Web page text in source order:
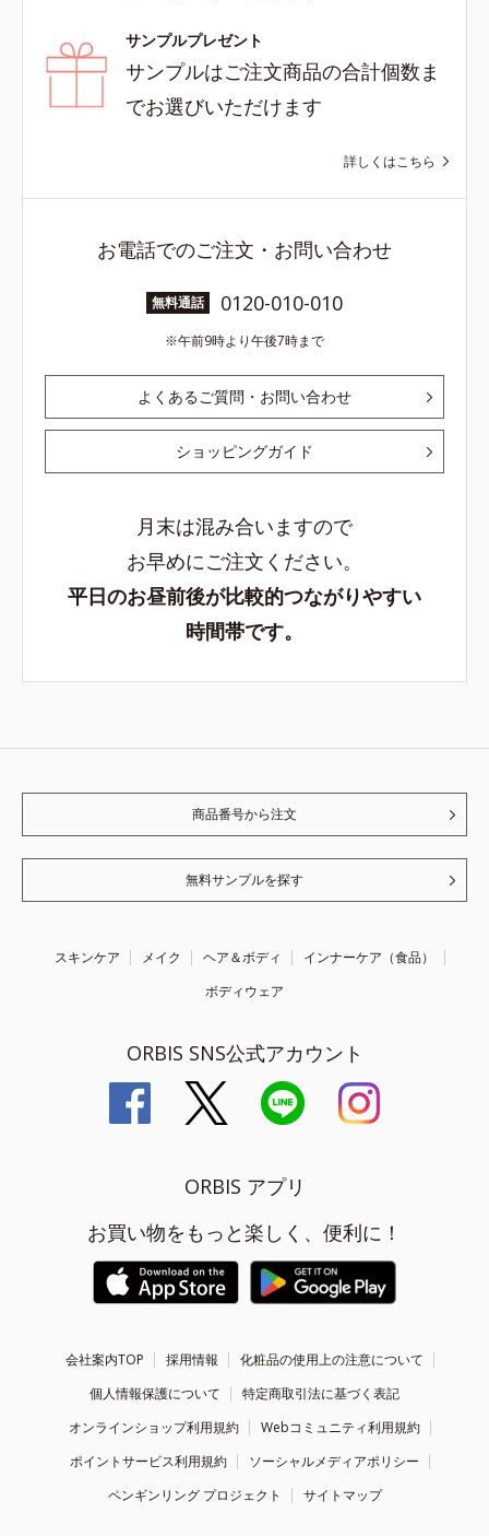
サンプルプレゼント
サンプルはご注文商品の合計個数ま
でお選びいただけます
詳しくはこちら
お電話でのご注文・お問い合わせ
無料通話 0120-010-010
午前9時より午後7時まで
よくあるご質問・お問い合わせ
ショッピングガイド
月末は混み合いますので
お早めにご注文ください。
平日のお昼前後が比較的つながりやすい
時間帯です。
商品番号から注文
無料サンプルを探す
スキンケア メイク ヘア＆ボディ
インナーケア（食品）
ボディウェア
ORBIS SNS公式アカウント
ORBIS アプリ
お買い物をもっと楽しく、便利に！
会社案内TOP 採用情報
化粧品の使用上の注意について
個人情報保護について
特定商取引法に基づく表記
オンラインショップ利用規約
Webコミュニティ利用規約
ポイントサービス利用規約
ソーシャルメディアポリシー
ペンギンリング プロジェクト
サイトマップ